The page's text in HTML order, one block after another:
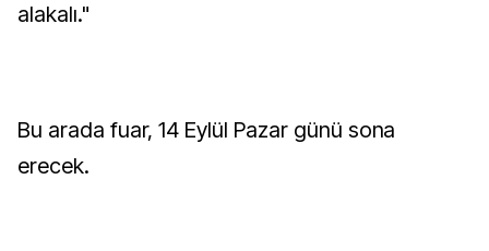
alakalı."
Bu arada fuar, 14 Eylül Pazar günü sona
erecek.